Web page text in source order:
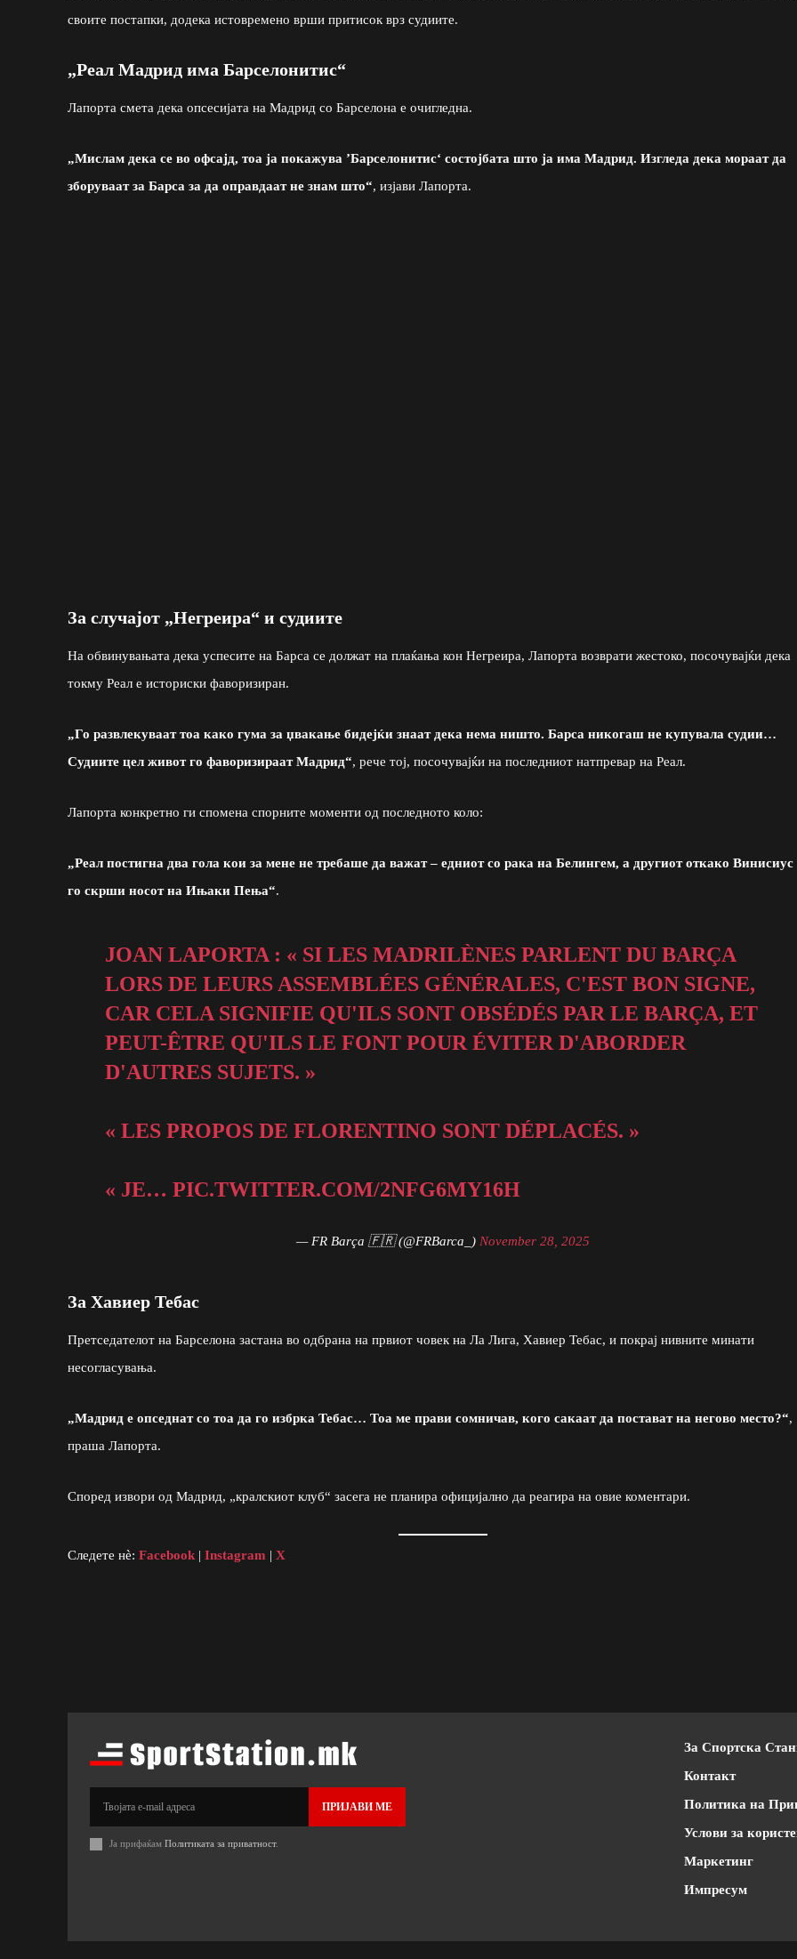
своите постапки, додека истовремено врши притисок врз судиите.
„Реал Мадрид има Барселонитис“
Лапорта смета дека опсесијата на Мадрид со Барселона е очигледна.
„Мислам дека се во офсајд, тоа ја покажува ’Барселонитис‘ состојбата што ја има Мадрид. Изгледа дека мораат да
зборуваат за Барса за да оправдаат не знам што“, изјави Лапорта.
За случајот „Негреира“ и судиите
На обвинувањата дека успесите на Барса се должат на плаќања кон Негреира, Лапорта возврати жестоко, посочувајќи дека
токму Реал е историски фаворизиран.
„Го развлекуваат тоа како гума за џвакање бидејќи знаат дека нема ништо. Барса никогаш не купувала судии…
Судиите цел живот го фаворизираат Мадрид“, рече тој, посочувајќи на последниот натпревар на Реал.
Лапорта конкретно ги спомена спорните моменти од последното коло:
„Реал постигна два гола кои за мене не требаше да важат – едниот со рака на Белингем, а другиот откако
го скрши носот на Ињаки Пења“.
JOAN LAPORTA : « SI LES MADRILÈNES PARLENT DU BARÇA
LORS DE LEURS ASSEMBLÉES GÉNÉRALES, C'EST BON SIGNE,
CAR CELA SIGNIFIE QU'ILS SONT OBSÉDÉS PAR LE BARÇA, ET
PEUT-ÊTRE QU'ILS LE FONT POUR ÉVITER D'ABORDER
D'AUTRES SUJETS. »
« LES PROPOS DE FLORENTINO SONT DÉPLACÉS. »
« JE…PIC.TWITTER.COM/2NFG6MY16H
— FR Barça 🇫🇷 (@FRBarca_) November 28, 2025
За Хавиер Тебас
Претседателот на Барселона застана во одбрана на првиот човек на Ла Лига, Хавиер Тебас, и покрај нивните минати
несогласувања.
„Мадрид е опседнат со тоа да го избрка Тебас… Тоа ме прави сомничав, кого сакаат да постават на негово место?“,
праша Лапорта.
Според извори од Мадрид, „кралскиот клуб“ засега не планира официјално да реагира на овие коментари.
Следете нè: Facebook| Instagram | X
ПРИЈАВИ МЕ
Ја прифаќам Политиката за приватност.
За Спортска
Контакт
Политика на
Услови за
Маркетинг
Импресум